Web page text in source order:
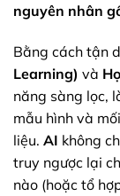
nguyên nhân
Bằng cách tận
Learning) và
năng sàng lọc,
mẫu hình và
liệu. AI không
truy ngược lại
nào (hoặc tổ